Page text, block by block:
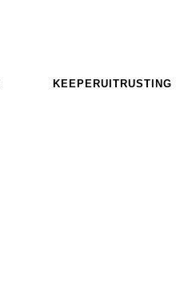
KEEPERUITRUSTING